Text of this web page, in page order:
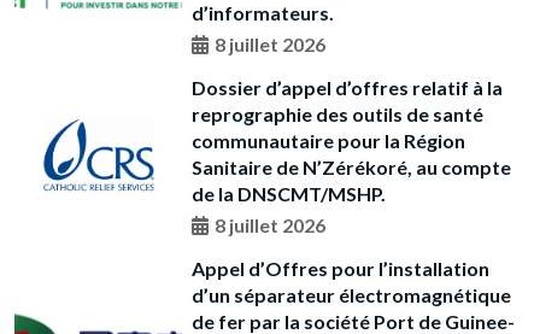
d’informateurs.
8 juillet 2026
Dossier d’appel d’offres relatif à la
reprographie des outils de santé
communautaire pour la Région
Sanitaire de N’Zérékoré, au compte
de la DNSCMT/MSHP.
8 juillet 2026
Appel d’Offres pour l’installation
d’un séparateur électromagnétique
de fer par la société Port de Guinee-